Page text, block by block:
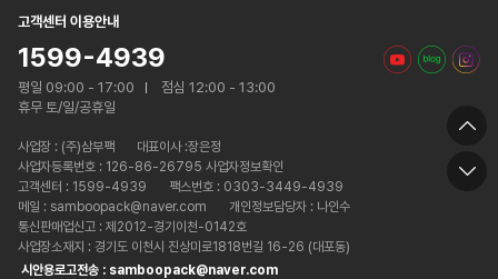
고객센터 이용안내
1599-4939
평일 09:00 - 17:00
점심 12:00 - 13:00
휴무 토/일/공휴일
사업장 : (주)삼부팩
대표이사 :장은정
사업자등록번호 : 126-86-26795 사업자정보확인
고객센터 : 1599-4939
팩스번호 : 0303-3449-4939
메일 : samboopack@naver.com
개인정보담당자 : 나인수
통신판매업신고 : 제2012-경기이천-0142호
사업장소재지 : 경기도 이천시 진상미로1818번길 16-26 (대포동)
시안용로고전송 : samboopack@naver.com